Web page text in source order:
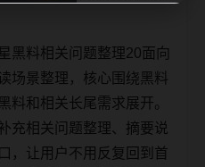
黑料相关问题整理20面向
场景整理，核心围绕黑料
料和相关长尾需求展开。
充相关问题整理、摘要说
，让用户不用反复回到首